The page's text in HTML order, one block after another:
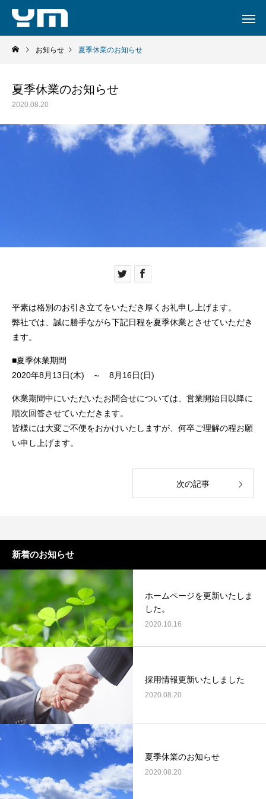
お知らせ 夏季休業のお知らせ
夏季休業のお知らせ
2020.08.20
平素は格別のお引き立てをいただき厚くお礼申し上げます。
弊社では、誠に勝手ながら下記日程を夏季休業とさせていただき
ます。
■夏季休業期間
2020年8月13日(木) ～ 8月16日(日)
休業期間中にいただいたお問合せについては、営業開始日以降に
順次回答させていただきます。
皆様には大変ご不便をおかけいたしますが、何卒ご理解の程お願
い申し上げます。
次の記事
新着のお知らせ
ホームページを更新いたしま
した。
2020.10.16
採用情報更新いたしました
2020.08.20
夏季休業のお知らせ
2020.08.20